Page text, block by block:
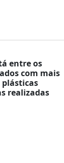
entre os
com mais
realizadas